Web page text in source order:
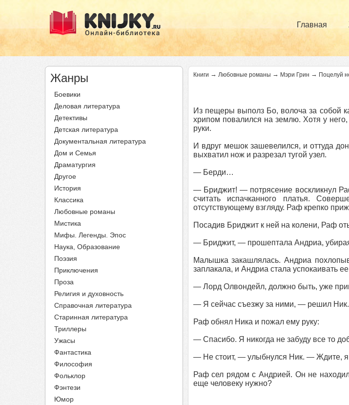
Главная
Жанры
Боевики
Деловая литература
Детективы
Детская литература
Документальная литература
Дом и Семья
Драматургия
Другое
История
Классика
Любовные романы
Мистика
Мифы. Легенды. Эпос
Наука, Образование
Поэзия
Приключения
Проза
Религия и духовность
Справочная литература
Старинная литература
Триллеры
Ужасы
Фантастика
Философия
Фольклор
Фэнтези
Юмор
Книги → Любовные романы → Мэри Грин → Поцелуй
Из пещеры выполз Бо, волоча за собой
хрипом повалился на землю. Хотя у
руки.
И вдруг мешок зашевелился, и оттуда
выхватил нож и разрезал тугой узел.
— Берди…
— Бриджит! — потрясение воскликнул
считать испачканного платья.
отсутствующему взгляду. Раф крепко
Посадив Бриджит к ней на колени, Раф
— Бриджит, — прошептала Андриа,
Малышка закашлялась. Андриа
заплакала, и Андриа стала успокаивать
— Лорд Олвондейл, должно быть, уже
— Я сейчас съезжу за ними, — решил
Раф обнял Ника и пожал ему руку:
— Спасибо. Я никогда не забуду все то
— Не стоит, — улыбнулся Ник. — Ждите, я
Раф сел рядом с Андрией. Он не
еще человеку нужно?